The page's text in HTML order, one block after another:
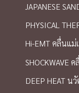
JAPANESE
PHYSICAL
Hi-EMT คลื่นแ
SHOCKWAVE
DEEP HEAT น